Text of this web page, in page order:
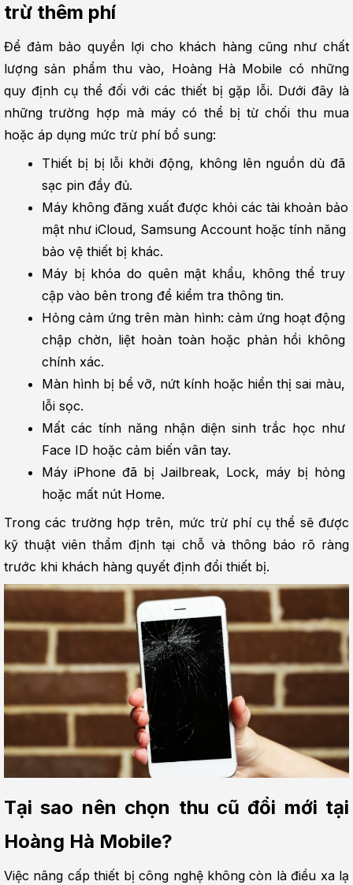
trừ thêm phí
Để đảm bảo quyền lợi cho khách hàng cũng như chất
lượng sản phẩm thu vào, Hoàng Hà Mobile có những
quy định cụ thể đối với các thiết bị gặp lỗi. Dưới đây là
những trường hợp mà máy có thể bị từ chối thu mua
hoặc áp dụng mức trừ phí bổ sung:
Thiết bị bị lỗi khởi động, không lên nguồn dù đã
sạc pin đầy đủ.
Máy không đăng xuất được khỏi các tài khoản bảo
mật như iCloud, Samsung Account hoặc tính năng
bảo vệ thiết bị khác.
Máy bị khóa do quên mật khẩu, không thể truy
cập vào bên trong để kiểm tra thông tin.
Hỏng cảm ứng trên màn hình: cảm ứng hoạt động
chập chờn, liệt hoàn toàn hoặc phản hồi không
chính xác.
Màn hình bị bể vỡ, nứt kính hoặc hiển thị sai màu,
lỗi sọc.
Mất các tính năng nhận diện sinh trắc học như
Face ID hoặc cảm biến vân tay.
Máy iPhone đã bị Jailbreak, Lock, máy bị hỏng
hoặc mất nút Home.
Trong các trường hợp trên, mức trừ phí cụ thể sẽ được
kỹ thuật viên thẩm định tại chỗ và thông báo rõ ràng
trước khi khách hàng quyết định đổi thiết bị.
Tại sao nên chọn thu cũ đổi mới tại
Hoàng Hà Mobile?
Việc nâng cấp thiết bị công nghệ không còn là điều xa lạ